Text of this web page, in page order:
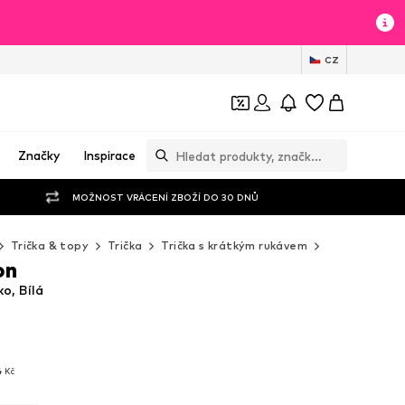
CZ
Značky Inspirace
MOŽNOST VRÁCENÍ ZBOŽÍ DO 30 DNŮ
Trička & topy Trička Trička s krátkým rukávem
Kč
Bílá